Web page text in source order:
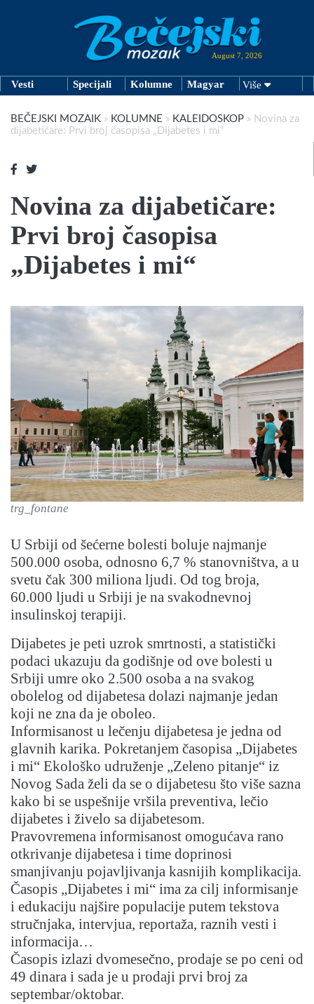
August 7, 2026
Vesti Specijali Kolumne Magyar Više
BEČEJSKI MOZAIK » KOLUMNE » KALEIDOSKOP » Novina za
dijabetičare: Prvi broj časopisa „Dijabetes i mi“
Novina za dijabetičare:
Prvi broj časopisa
„Dijabetes i mi“
trg_fontane
U Srbiji od šećerne bolesti boluje najmanje
500.000 osoba, odnosno 6,7 % stanovništva, a u
svetu čak 300 miliona ljudi. Od tog broja,
60.000 ljudi u Srbiji je na svakodnevnoj
insulinskoj terapiji.
Dijabetes je peti uzrok smrtnosti, a statistički
podaci ukazuju da godišnje od ove bolesti u
Srbiji umre oko 2.500 osoba a na svakog
obolelog od dijabetesa dolazi najmanje jedan
koji ne zna da je oboleo.
Informisanost u lečenju dijabetesa je jedna od
glavnih karika. Pokretanjem časopisa „Dijabetes
i mi“ Ekološko udruženje „Zeleno pitanje“ iz
Novog Sada želi da se o dijabetesu što više sazna
kako bi se uspešnije vršila preventiva, lečio
dijabetes i živelo sa dijabetesom.
Pravovremena informisanost omogućava rano
otkrivanje dijabetesa i time doprinosi
smanjivanju pojavljivanja kasnijih komplikacija.
Časopis „Dijabetes i mi“ ima za cilj informisanje
i edukaciju najšire populacije putem tekstova
stručnjaka, intervjua, reportaža, raznih vesti i
informacija…
Časopis izlazi dvomesečno, prodaje se po ceni od
49 dinara i sada je u prodaji prvi broj za
septembar/oktobar.